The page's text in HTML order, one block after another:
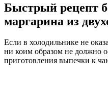
Быстрый рецепт
маргарина из
Если в холодильнике не
ни коим образом не должно
приготовления выпечки к